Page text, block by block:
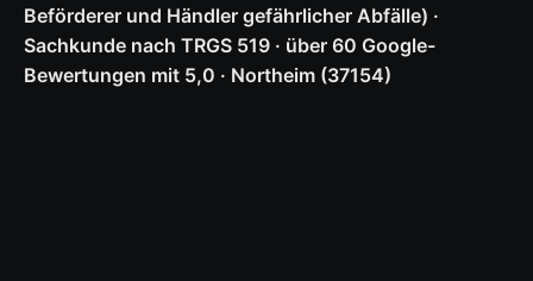
Beförderer und Händler gefährlicher Abfälle) ·
Sachkunde nach TRGS 519 · über 60 Google-
Bewertungen mit 5,0 · Northeim (37154)